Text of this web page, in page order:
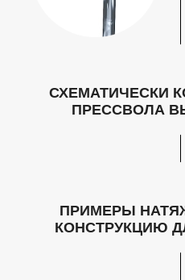
СХЕМАТИЧЕСКИ
ПРЕССВОЛА
ПРИМЕРЫ
КОHСТРУКЦИЮ